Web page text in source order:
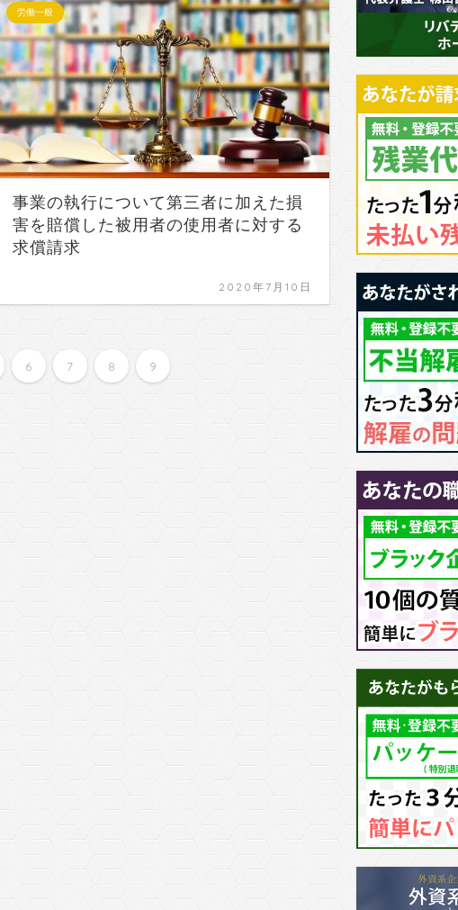
労働一般
事業の執行について第三者に加えた損
害を賠償した被用者の使用者に対する
求償請求
2020年7月10日
6 7 8 9